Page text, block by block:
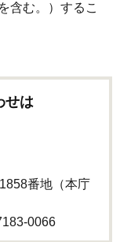
含む。）するこ
せは
番地（本庁
0066